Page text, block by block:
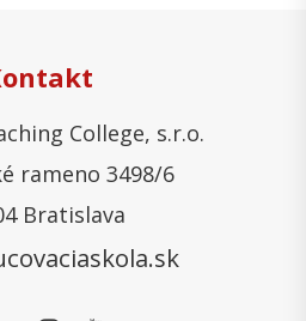
College, s.r.o.
rameno 3498/6
Bratislava